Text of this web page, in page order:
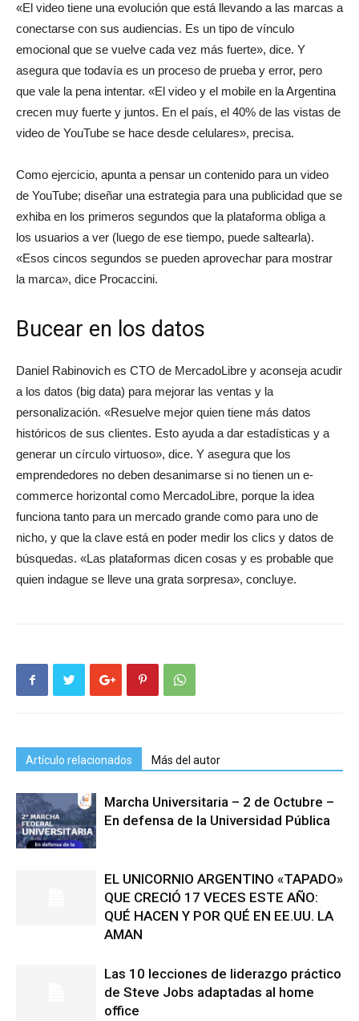
«El video tiene una evolución que está llevando a las marcas a
conectarse con sus audiencias. Es un tipo de vínculo
emocional que se vuelve cada vez más fuerte», dice. Y
asegura que todavía es un proceso de prueba y error, pero
que vale la pena intentar. «El video y el mobile en la Argentina
crecen muy fuerte y juntos. En el país, el 40% de las vistas de
video de YouTube se hace desde celulares», precisa.
Como ejercicio, apunta a pensar un contenido para un video
de YouTube; diseñar una estrategia para una publicidad que se
exhiba en los primeros segundos que la plataforma obliga a
los usuarios a ver (luego de ese tiempo, puede saltearla).
«Esos cincos segundos se pueden aprovechar para mostrar
la marca», dice Procaccini.
Bucear en los datos
Daniel Rabinovich es CTO de MercadoLibre y aconseja acudir
a los datos (big data) para mejorar las ventas y la
personalización. «Resuelve mejor quien tiene más datos
históricos de sus clientes. Esto ayuda a dar estadísticas y a
generar un círculo virtuoso», dice. Y asegura que los
emprendedores no deben desanimarse si no tienen un e-
commerce horizontal como MercadoLibre, porque la idea
funciona tanto para un mercado grande como para uno de
nicho, y que la clave está en poder medir los clics y datos de
búsquedas. «Las plataformas dicen cosas y es probable que
quien indague se lleve una grata sorpresa», concluye.
Artículo relacionados Más del autor
Marcha Universitaria – 2 de Octubre –
En defensa de la Universidad Pública
EL UNICORNIO ARGENTINO «TAPADO»
QUE CRECIÓ 17 VECES ESTE AÑO:
QUÉ HACEN Y POR QUÉ EN EE.UU. LA
AMAN
Las 10 lecciones de liderazgo práctico
de Steve Jobs adaptadas al home
office